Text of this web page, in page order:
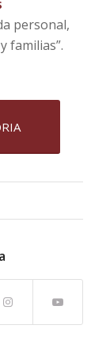
personal,
familias”.